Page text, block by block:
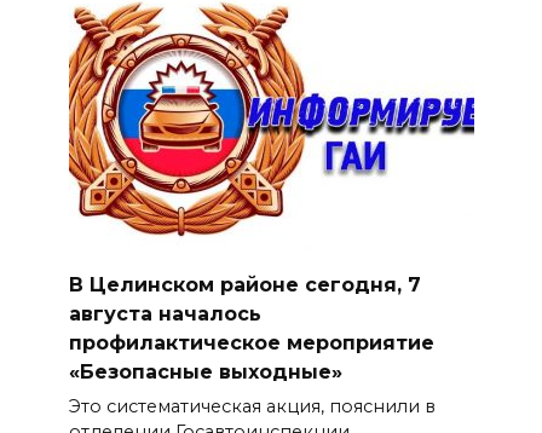
В Целинском районе сегодня, 7
августа началось
профилактическое мероприятие
«Безопасные выходные»
Это систематическая акция, пояснили в